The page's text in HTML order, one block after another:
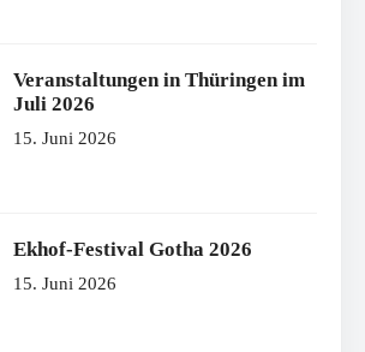
Veranstaltungen in Thüringen im
Juli 2026
15. Juni 2026
Ekhof-Festival Gotha 2026
15. Juni 2026